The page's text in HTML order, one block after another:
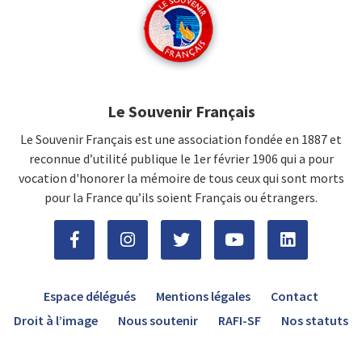
Le Souvenir Français
Le Souvenir Français est une association fondée en 1887 et
reconnue d’utilité publique le 1er février 1906 qui a pour
vocation d'honorer la mémoire de tous ceux qui sont morts
pour la France qu’ils soient Français ou étrangers.
Espace délégués Mentions légales
Contact
Droit à l’image
Nous soutenir RAFI-SF Nos statuts